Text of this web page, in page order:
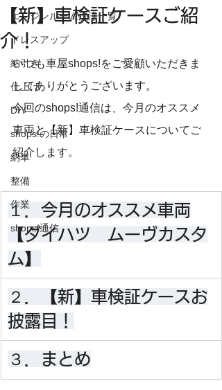
エンジンルーム洗浄一覧
ドレスアップ
納引き
仕上げ
DIY
shops!の日常
納車
整備
作業
shops!通信
【新】車検証ケースご紹
介！
いつも車屋shops!をご愛顧いただきま
してありがとうございます。
今回のshops!通信は、今月のオススメ
車両と【新】車検証ケースについてご
紹介します。
１．今月のオススメ車両
【ダイハツ　ムーヴカスタ
ム】
２．【新】車検証ケースお
披露目！
３．まとめ